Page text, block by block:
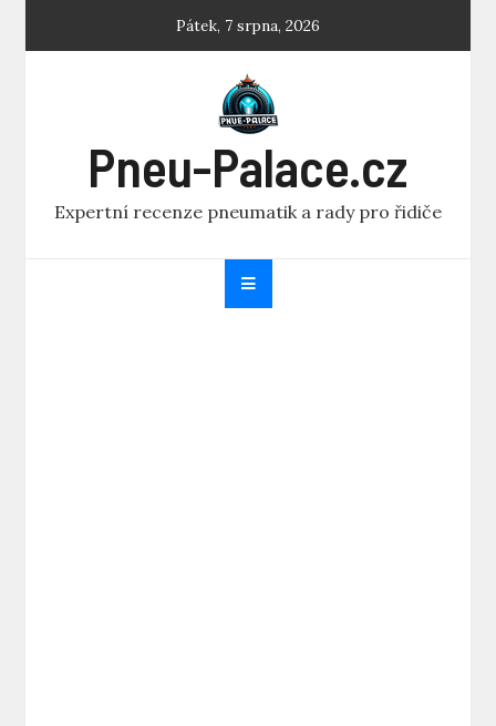
Pátek, 7 srpna, 2026
Pneu-Palace.cz
Expertní recenze pneumatik a rady pro řidiče